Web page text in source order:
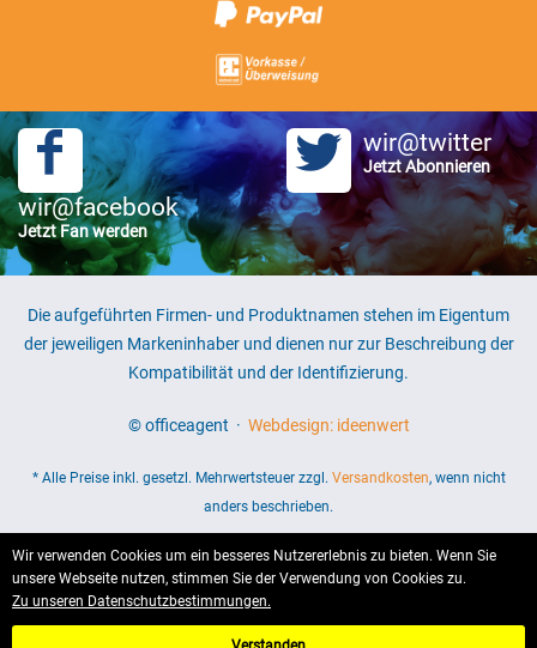
wir@facebook
Jetzt Fan werden
wir@twitter
Jetzt Abonnieren
Die aufgeführten Firmen- und Produktnamen stehen im Eigentum
der jeweiligen Markeninhaber und dienen nur zur Beschreibung der
Kompatibilität und der Identifizierung.
© officeagent · Webdesign: ideenwert
* Alle Preise inkl. gesetzl. Mehrwertsteuer zzgl. Versandkosten, wenn nicht
anders beschrieben.
Wir verwenden Cookies um ein besseres Nutzererlebnis zu bieten. Wenn Sie
unsere Webseite nutzen, stimmen Sie der Verwendung von Cookies zu.
Zu unseren Datenschutzbestimmungen.